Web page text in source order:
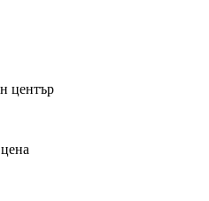
център